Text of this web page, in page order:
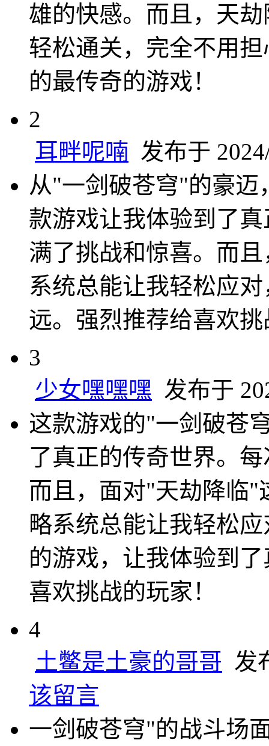
雄的快感。而且，天
轻松通关，完全不用
的最传奇的游戏！
2
耳畔呢喃 发布于
从"一剑破苍穹"的豪
款游戏让我体验到了
满了挑战和惊喜。而
系统总能让我轻松应
远。强烈推荐给喜欢
3
少女嘿嘿嘿 发布于
这款游戏的"一剑破苍
了真正的传奇世界。
而且，面对"天劫降临"
略系统总能让我轻松
的游戏，让我体验到
喜欢挑战的玩家！
4
土鳖是土豪的哥哥 发
该留言
一剑破苍穹"的战斗场